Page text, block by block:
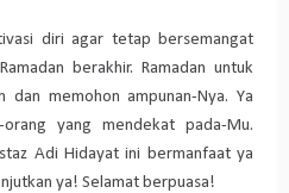
diri agar tetap bersemangat
berakhir. Ramadan untuk
memohon ampunan-Nya. Ya
yang mendekat pada-Mu.
Adi Hidayat ini bermanfaat ya
ya! Selamat berpuasa!